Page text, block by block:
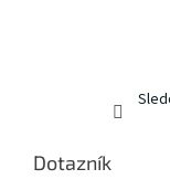
Dotazník